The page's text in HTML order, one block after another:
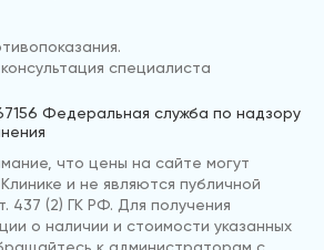
специалиста
Федеральная служба по надзору
что цены на сайте могут
и не являются публичной
437 (2) ГК РФ. Для получения
о наличии и стоимости указанных
к администраторам с